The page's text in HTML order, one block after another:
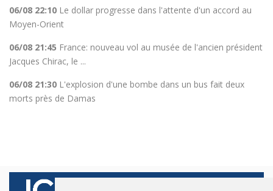
06/08 22:10 Le dollar progresse dans l'attente d'un accord au
Moyen-Orient
06/08 21:45 France: nouveau vol au musée de l'ancien président
Jacques Chirac, le ...
06/08 21:30 L'explosion d'une bombe dans un bus fait deux
morts près de Damas